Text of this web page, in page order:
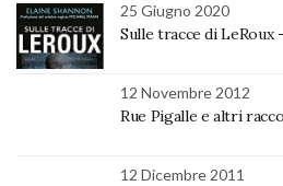
25 Giugno 2020
Sulle tracce di LeRoux
12 Novembre 2012
Rue Pigalle e altri
12 Dicembre 2011